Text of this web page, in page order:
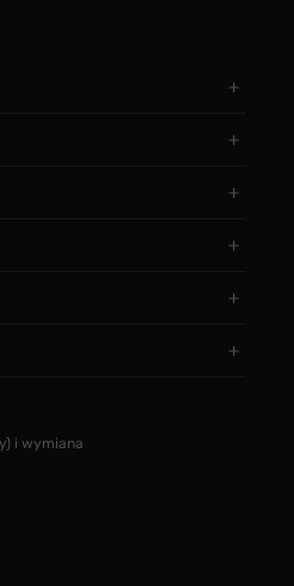
i wymiana